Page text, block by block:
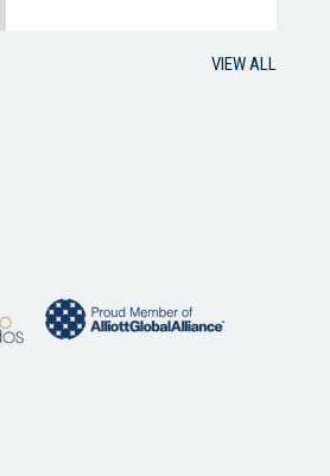
VIEW ALL